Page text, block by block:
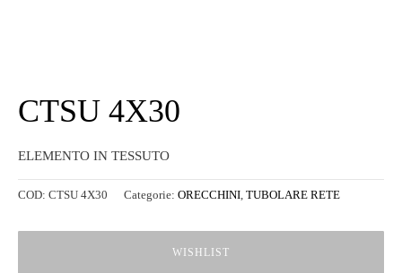
CTSU 4X30
ELEMENTO IN TESSUTO
COD: CTSU 4X30 Categorie: ORECCHINI, TUBOLARE RETE
WISHLIST